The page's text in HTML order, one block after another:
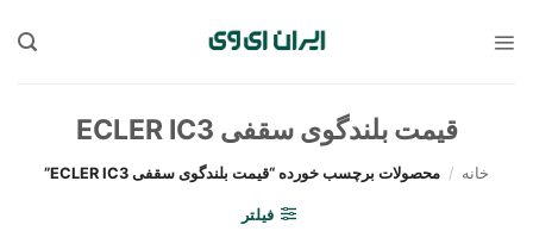
قیمت بلندگوی سقفی ECLER IC3
خانه / محصولات برچسب خورده “قیمت بلندگوی سقفی ECLER IC3”
فیلتر